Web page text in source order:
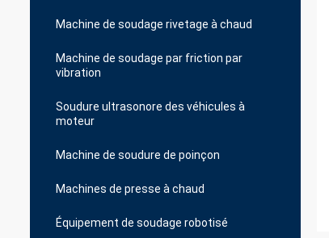
Machine de soudage rivetage à chaud
Machine de soudage par friction par
vibration
Soudure ultrasonore des véhicules à
moteur
Machine de soudure de poinçon
Machines de presse à chaud
Équipement de soudage robotisé